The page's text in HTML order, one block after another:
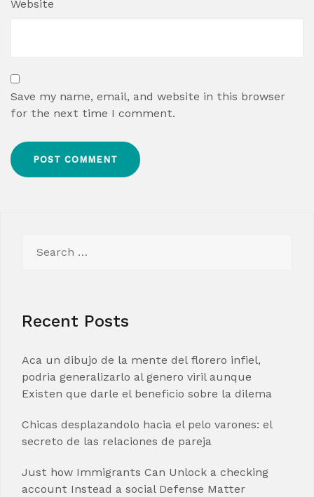
Website
Save my name, email, and website in this browser
for the next time I comment.
for:
Recent Posts
Aca un dibujo de la mente del florero infiel,
podria generalizarlo al genero viril aunque
Existen que darle el beneficio sobre la dilema
Chicas desplazandolo hacia el pelo varones: el
secreto de las relaciones de pareja
Just how Immigrants Can Unlock a checking
account Instead a social Defense Matter